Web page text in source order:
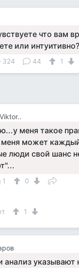
что вам
или интуитивно?
324 44 1
меня такое
меня может
люди свой шанс
1
0
1
анализ указывают